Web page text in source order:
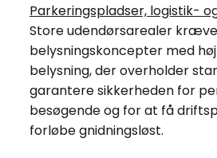
Parkeringspladser, logistik-
Store udendørsarealer
belysningskoncepter med
belysning, der overholder
garantere sikkerheden for
besøgende og for at få
forløbe gnidningsløst.